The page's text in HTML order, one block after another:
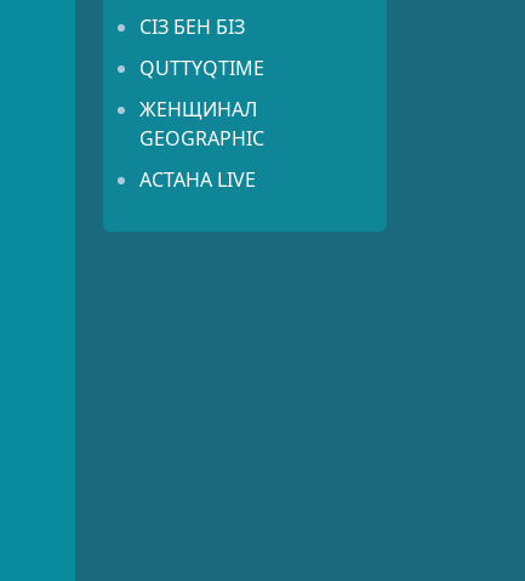
СІЗ БЕН БІЗ
QUTTYQTIME
ЖЕНЩИНАЛ
GEOGRAPHIC
АСТАНА LIVE